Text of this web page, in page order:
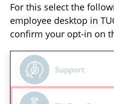
For this select the
employee desktop in
confirm your opt-in on